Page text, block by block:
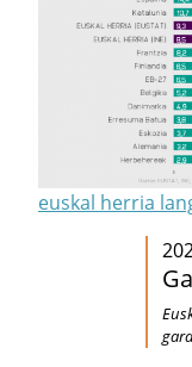
euskal herria